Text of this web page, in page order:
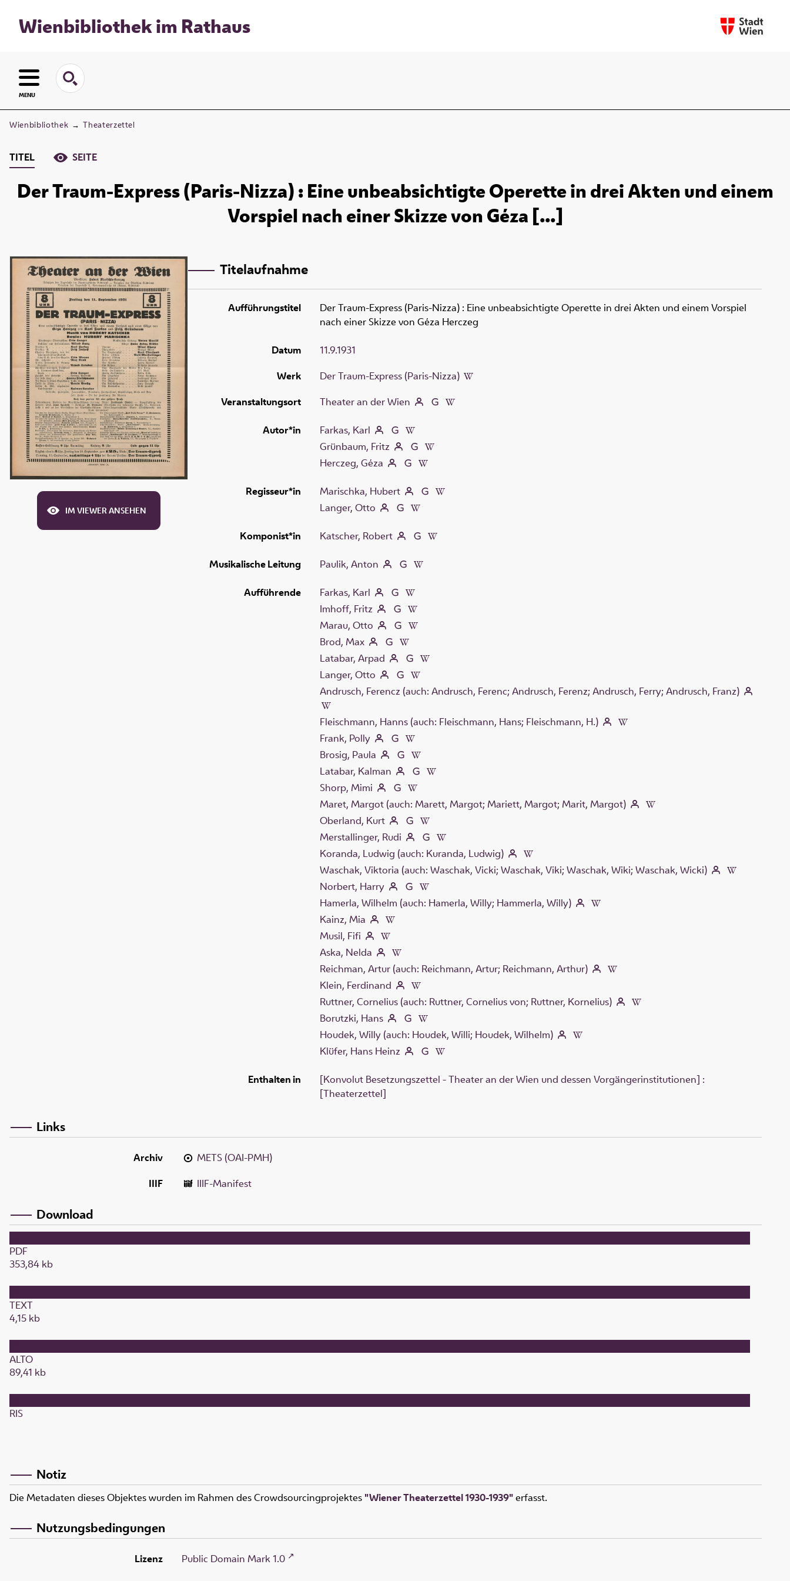
Wienbibliothek im Rathaus
MENU
Wienbibliothek → Theaterzettel
TITEL SEITE
Der Traum-Express (Paris-Nizza) : Eine unbeabsichtigte Operette in drei Akten und einem
Vorspiel nach einer Skizze von Géza [...]
IM VIEWER ANSEHEN
Titelaufnahme
Enthalten in
[Konvolut Besetzungszettel - Theater an der Wien und dessen Vorgängerinstitutionen] :
[Theaterzettel]
Aufführungstitel Der Traum-Express (Paris-Nizza) : Eine unbeabsichtigte Operette in drei Akten und einem Vorspiel
nach einer Skizze von Géza Herczeg
Autor*in
Farkas, Karl
Grünbaum, Fritz
Herczeg, Géza
Regisseur*in
Marischka, Hubert
Langer, Otto
Komponist*in Katscher, Robert
Musikalische Leitung Paulik, Anton
Veranstaltungsort Theater an der Wien
Aufführende
Farkas, Karl
Imhoff, Fritz
Marau, Otto
Brod, Max
Latabar, Arpad
Langer, Otto
Andrusch, Ferencz (auch: Andrusch, Ferenc; Andrusch, Ferenz; Andrusch, Ferry; Andrusch, Franz)
Fleischmann, Hanns (auch: Fleischmann, Hans; Fleischmann, H.)
Frank, Polly
Brosig, Paula
Latabar, Kalman
Shorp, Mimi
Maret, Margot (auch: Marett, Margot; Mariett, Margot; Marit, Margot)
Oberland, Kurt
Merstallinger, Rudi
Koranda, Ludwig (auch: Kuranda, Ludwig)
Waschak, Viktoria (auch: Waschak, Vicki; Waschak, Viki; Waschak, Wiki; Waschak, Wicki)
Norbert, Harry
Hamerla, Wilhelm (auch: Hamerla, Willy; Hammerla, Willy)
Kainz, Mia
Musil, Fifi
Aska, Nelda
Reichman, Artur (auch: Reichmann, Artur; Reichmann, Arthur)
Klein, Ferdinand
Ruttner, Cornelius (auch: Ruttner, Cornelius von; Ruttner, Kornelius)
Borutzki, Hans
Houdek, Willy (auch: Houdek, Willi; Houdek, Wilhelm)
Klüfer, Hans Heinz
Datum
11.9.1931
Werk
Der Traum-Express (Paris-Nizza)
Links
Archiv
METS (OAI-PMH)
IIIF
IIIF-Manifest
Download
PDF
353,84 kb
TEXT
4,15 kb
ALTO
89,41 kb
RIS
Notiz
Die Metadaten dieses Objektes wurden im Rahmen des Crowdsourcingprojektes "Wiener Theaterzettel 1930-1939"erfasst.
Nutzungsbedingungen
Lizenz
Public Domain Mark 1.0